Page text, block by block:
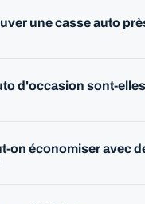
une casse auto
d'occasion sont-
on économiser avec